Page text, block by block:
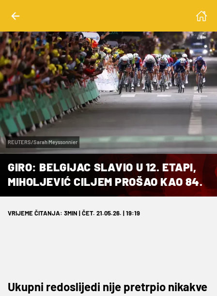
REUTERS/Sarah Meyssonnier
GIRO: BELGIJAC SLAVIO U 12. ETAPI,
MIHOLJEVIĆ CILJEM PROŠAO KAO 84.
VRIJEME ČITANJA: 3MIN | ČET. 21.05.26. | 19:19
Ukupni redoslijedi nije pretrpio nikakve